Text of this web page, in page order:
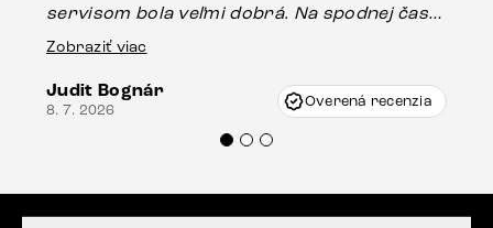
servisom bola veľmi dobrá. Na spodnej časti
stola bolo malé poškodenie, pravdepodobne
Vincze pri riešení mojej záležitosti pristúpili
veľmi korektne. Odporúčam produkty Delife
Zobraziť viac
Judit Bognár
8. 7. 2026 Overená recenzia